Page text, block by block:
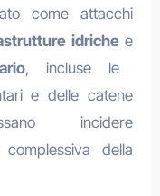
come attacchi
idrichee
, incluse le
e delle catene
incidere
della